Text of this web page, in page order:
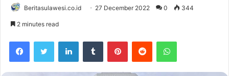
Beritasulawesi.co.id 27 December 2022 0 344
2 minutes read